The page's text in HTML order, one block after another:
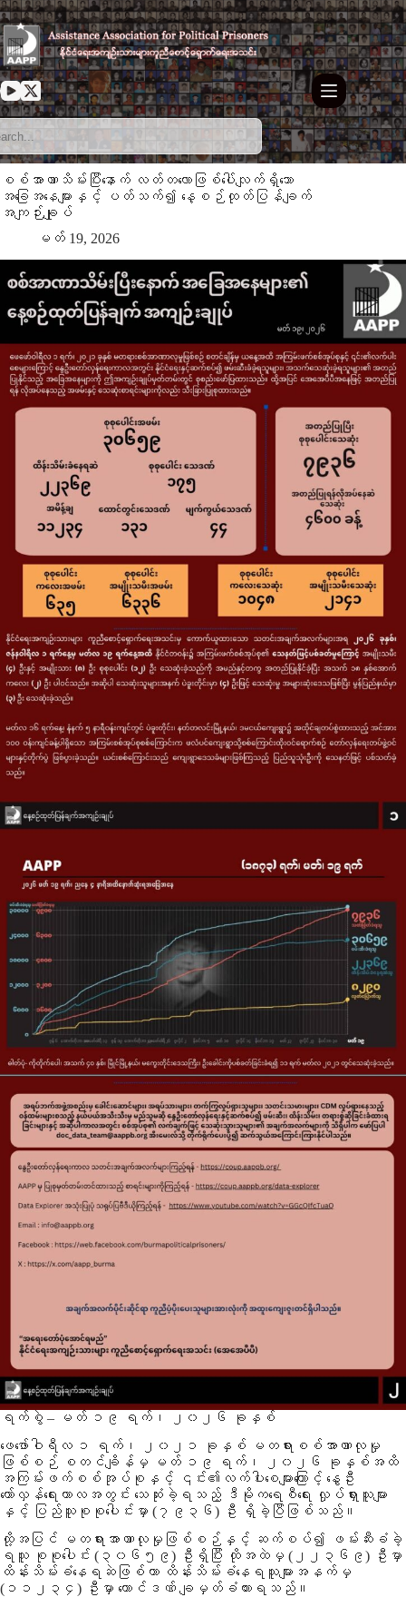
Skip
to
content
စစ်အာဏာသိမ်းပြီးနောက် လတ်တလောဖြစ်ပေါ်လျက်ရှိသော
အခြေအနေများနှင့် ပတ်သက်၍ နေ့စဉ်ထုတ်ပြန်ချက်
အကျဉ်းချုပ်
မတ် 19, 2026
ရက်စွဲ – မတ် ၁၉ ရက်၊ ၂၀၂၆ ခုနှစ်
ဖေဖော်ဝါရီလ ၁ ရက်၊ ၂၀၂၁ ခုနှစ် မတရားစစ်အာဏာလုမှု
ဖြစ်စဉ် စတင်ချိန်မှ မတ် ၁၉ ရက်၊ ၂၀၂၆ ခုနှစ်အထိ
အကြမ်းဖက်စစ်အုပ်စုနှင့် ၎င်း၏လက်ပါးစေများကြောင့် နွေဦး
တော်လှန်ရေးကာလအတွင်း သေဆုံးခဲ့ရသည့် ဒီမိုကရေစီရေး လှုပ်ရှားသူများ
နှင့် ပြည်သူစုစုပေါင်းမှာ (၇၉၃၆) ဦး ရှိခဲ့ပြီဖြစ်သည်။
ထို့အပြင် မတရားအာဏာလုမှုဖြစ်စဉ်နှင့် ဆက်စပ်၍ ဖမ်းဆီးခံခဲ့
ရသူ စုစုပေါင်း (၃၀၆၅၉) ဦးရှိပြီး ထိုအထဲမှ (၂၂၃၆၉) ဦးမှာ
ထိန်းသိမ်းခံနေရဆဲဖြစ်ကာ ထိန်းသိမ်းခံနေရသူများအနက်မှ
(၁၁၂၃၄) ဦးမှာ ထောင်ဒဏ် ချမှတ်ခံထားရသည်။